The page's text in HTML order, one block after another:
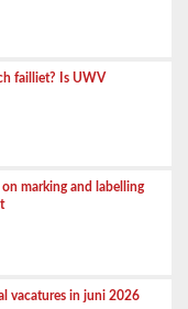
failliet? Is UWV
marking and labelling
vacatures in juni 2026